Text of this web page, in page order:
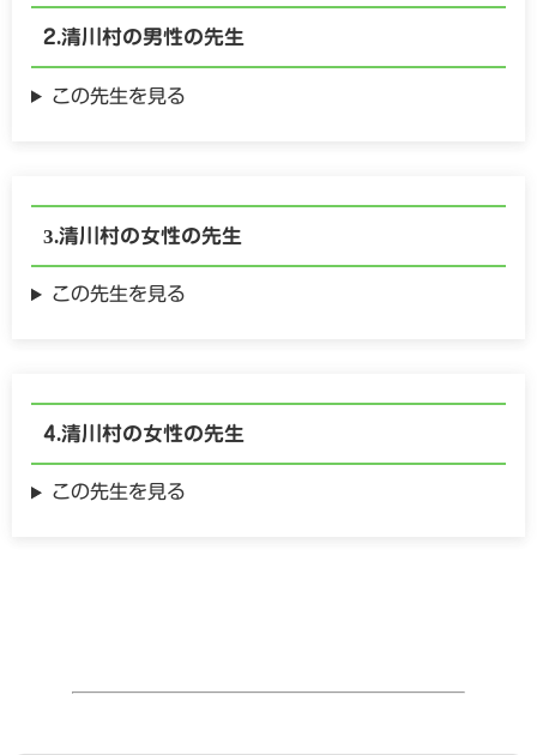
清川村の男性の先生
この先生を見る
清川村の女性の先生
この先生を見る
清川村の女性の先生
この先生を見る